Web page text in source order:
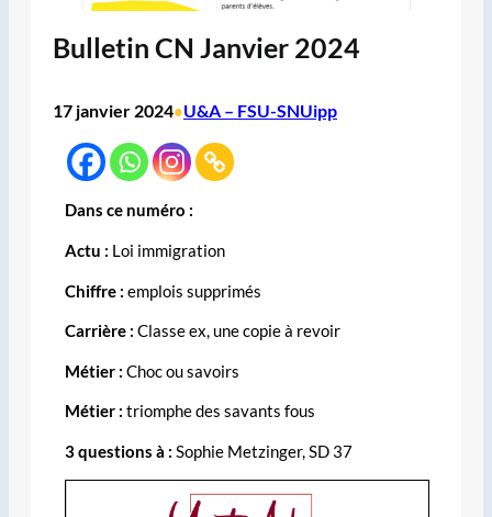
Bulletin CN Janvier 2024
17 janvier 2024•U&A – FSU-SNUipp
Dans ce numéro :
Actu : Loi immigration
Chiffre : emplois supprimés
Carrière : Classe ex, une copie à revoir
Métier : Choc ou savoirs
Métier : triomphe des savants fous
3 questions à : Sophie Metzinger, SD 37